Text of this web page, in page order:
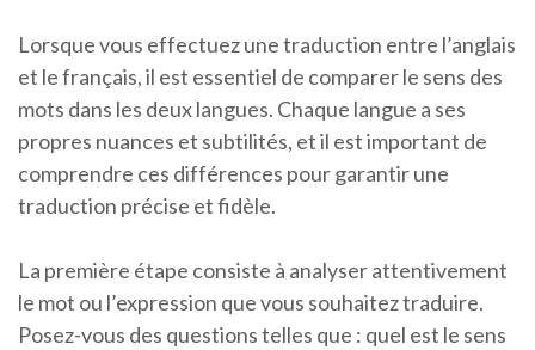
Lorsque vous effectuez une traduction entre l’anglais
et le français, il est essentiel de comparer le sens des
mots dans les deux langues. Chaque langue a ses
propres nuances et subtilités, et il est important de
comprendre ces différences pour garantir une
traduction précise et fidèle.
La première étape consiste à analyser attentivement
le mot ou l’expression que vous souhaitez traduire.
Posez-vous des questions telles que : quel est le sens